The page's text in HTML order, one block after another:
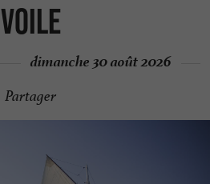
Voile
dimanche 30 août 2026
Partager